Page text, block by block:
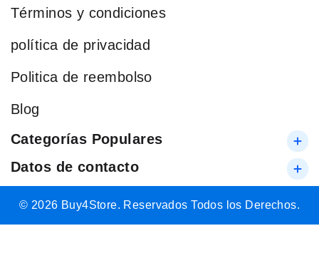
Términos y condiciones
política de privacidad
Politica de reembolso
Blog
Categorías Populares
Datos de contacto
© 2026 Buy4Store. Reservados Todos los Derechos.